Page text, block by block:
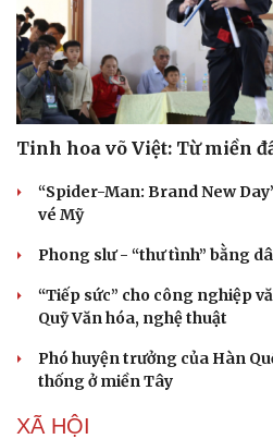
Tinh hoa võ Việt: Từ miền
“Spider-Man: Brand New
vé Mỹ
Phong slư - “thư tình” bằng
“Tiếp sức” cho công nghiệp
Quỹ Văn hóa, nghệ thuật
Phó huyện trưởng của Hàn
thống ở miền Tây
XÃ HỘI